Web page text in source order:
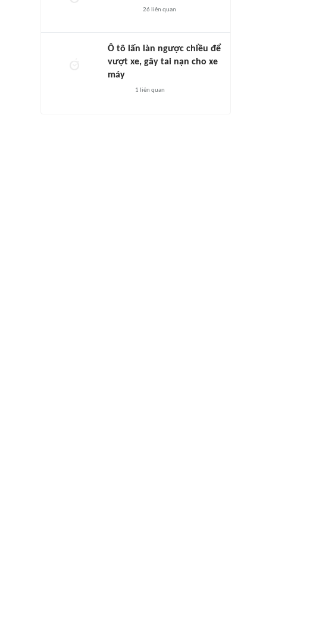
26 liên quan
Ô tô lấn làn ngược chiều để
vượt xe, gây tai nạn cho xe
máy
1 liên quan